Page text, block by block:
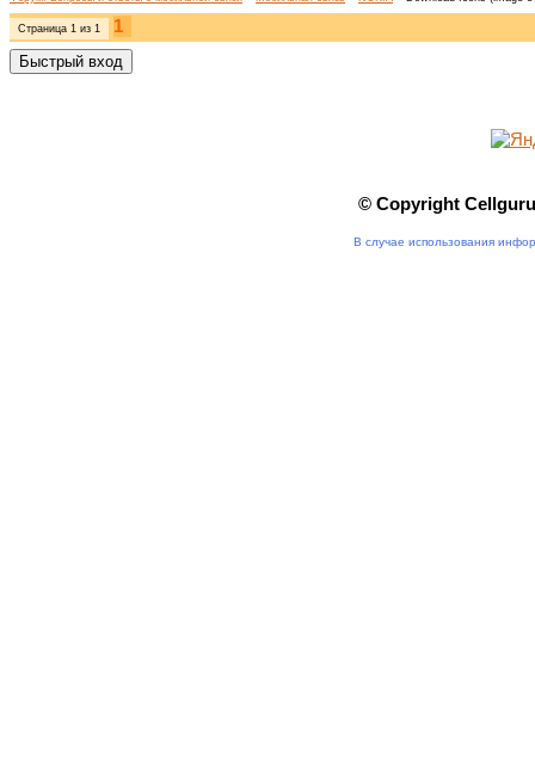
Страница 1 из 1 1
© Copyright
В случае использования